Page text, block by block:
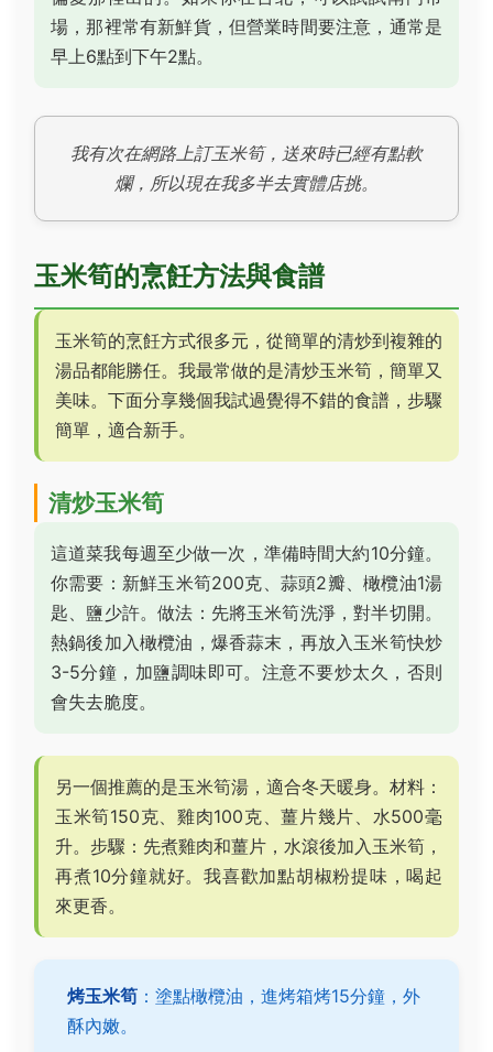
場，那裡常有新鮮貨，但營業時間要注意，通常是
早上6點到下午2點。
我有次在網路上訂玉米筍，送來時已經有點軟
爛，所以現在我多半去實體店挑。
玉米筍的烹飪方法與食譜
玉米筍的烹飪方式很多元，從簡單的清炒到複雜的
湯品都能勝任。我最常做的是清炒玉米筍，簡單又
美味。下面分享幾個我試過覺得不錯的食譜，步驟
簡單，適合新手。
清炒玉米筍
這道菜我每週至少做一次，準備時間大約10分鐘。
你需要：新鮮玉米筍200克、蒜頭2瓣、橄欖油1湯
匙、鹽少許。做法：先將玉米筍洗淨，對半切開。
熱鍋後加入橄欖油，爆香蒜末，再放入玉米筍快炒
3-5分鐘，加鹽調味即可。注意不要炒太久，否則
會失去脆度。
另一個推薦的是玉米筍湯，適合冬天暖身。材料：
玉米筍150克、雞肉100克、薑片幾片、水500毫
升。步驟：先煮雞肉和薑片，水滾後加入玉米筍，
再煮10分鐘就好。我喜歡加點胡椒粉提味，喝起
來更香。
烤玉米筍 ：塗點橄欖油，進烤箱烤15分鐘，外
酥內嫩。